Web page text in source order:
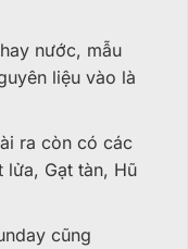
nước, mẫu
liệu vào là
ra còn có các
lửa, Gạt tàn, Hũ
cũng